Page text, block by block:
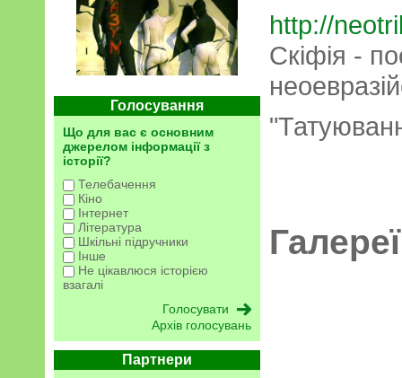
Голосування
Що для вас є основним
джерелом інформації з
історії?
Телебачення
Кіно
Інтернет
Література
Шкільні підручники
Інше
Не цікавлюся історією
взагалі
Архів голосувань
Партнери
http://
Скіфія -
Галереї